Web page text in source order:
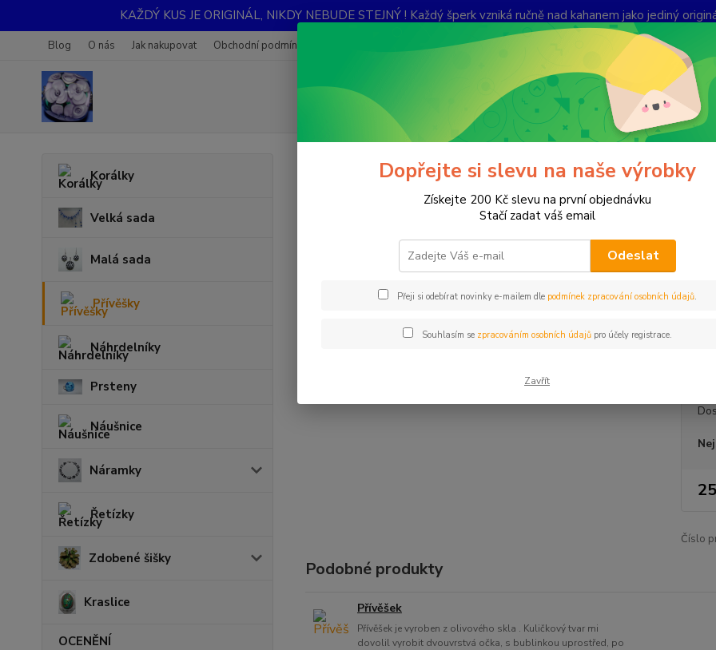
KAŽDÝ KUS JE ORIGINÁL, NIKDY NEBUDE STEJNÝ ! Každý šperk vzniká ručně nad kahanem jako jediný
Blog O nás Jak nakupovat Obchodní podmínky Kontakty Ochrana soukromí
Hledat
Po-
Korálky
Velká sada
Malá sada
Přívěšky
Náhrdelníky
Prsteny
Náušnice
Náramky
Řetízky
Zdobené šišky
Kraslice
OCENĚNÍ
Přívěšky Přívěšek
Číslo
Podobné produkty
Přívěšek
Přívěšek je vyroben z olivového skla . Kuličkový tvar mi
dovolil vyrobit dvouvrstvá očka, s bublinkou uprostřed, po
Dopřejte si slevu na naše výrobky
Získejte 200 Kč slevu na první objednávku
Stačí zadat váš email
Odeslat
Přeji si odebírat novinky e-mailem dle podmínek zpracování osobních údajů.
Souhlasím se zpracováním osobních údajůpro účely registrace.
Zavřít